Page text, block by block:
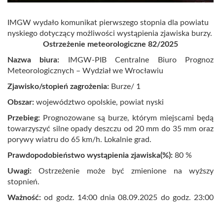
IMGW wydało komunikat pierwszego stopnia dla powiatu
nyskiego dotyczący możliwości wystąpienia zjawiska burzy.
Ostrzeżenie meteorologiczne 82/2025
Nazwa biura:
IMGW-PIB Centralne Biuro Prognoz
Meteorologicznych – Wydział we Wrocławiu
Zjawisko/stopień zagrożenia: Burze/ 1
Obszar: województwo opolskie, powiat nyski
Przebieg: Prognozowane są burze, którym miejscami będą
towarzyszyć silne opady deszczu od 20 mm do 35 mm oraz
porywy wiatru do 65 km/h. Lokalnie grad.
Prawdopodobieństwo wystąpienia zjawiska(%): 80 %
Uwagi: Ostrzeżenie może być zmienione na wyższy
stopnień.
Ważność: od godz. 14:00 dnia 08.09.2025 do godz. 23:00